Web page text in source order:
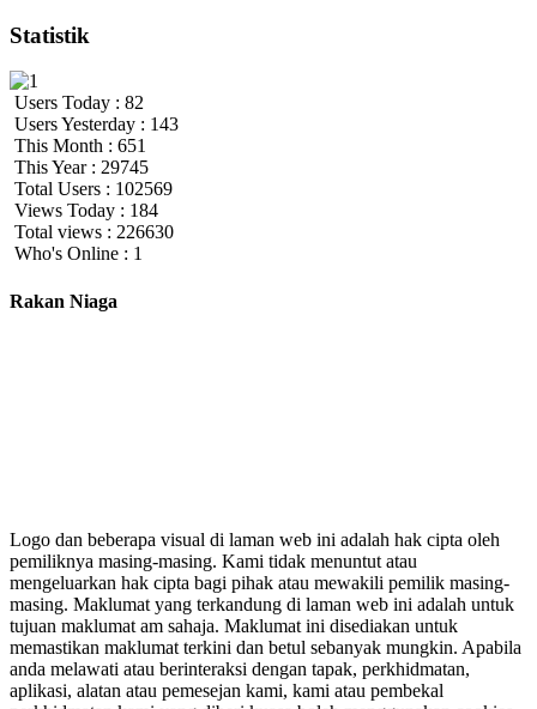
Statistik
Users Today : 82
Users Yesterday : 143
This Month : 651
This Year : 29745
Total Users : 102569
Views Today : 184
Total views : 226630
Who's Online : 1
Rakan Niaga
Logo dan beberapa visual di laman web ini adalah hak cipta oleh
pemiliknya masing-masing. Kami tidak menuntut atau
mengeluarkan hak cipta bagi pihak atau mewakili pemilik masing-
masing. Maklumat yang terkandung di laman web ini adalah untuk
tujuan maklumat am sahaja. Maklumat ini disediakan untuk
memastikan maklumat terkini dan betul sebanyak mungkin. Apabila
anda melawati atau berinteraksi dengan tapak, perkhidmatan,
aplikasi, alatan atau pemesejan kami, kami atau pembekal